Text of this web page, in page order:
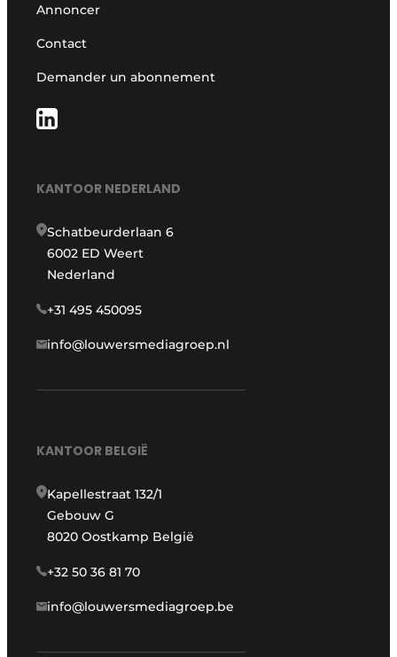
Annoncer
Contact
Demander un abonnement
KANTOOR NEDERLAND
Schatbeurderlaan 6
6002 ED Weert
Nederland
+31 495 450095
info@louwersmediagroep.nl
KANTOOR BELGIË
Kapellestraat 132/1
Gebouw G
8020 Oostkamp België
+32 50 36 81 70
info@louwersmediagroep.be